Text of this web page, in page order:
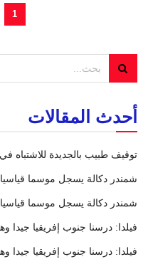
1
أحدث المقالات
توقيف طبيب بالجديدة
شمندر دكالة يسجل موسما قياسيا بإنتاج
شمندر دكالة يسجل موسما قياسيا بإنتاج
فيلدا: درسنا جنوب إفريقيا جيدا
فيلدا: درسنا جنوب إفريقيا جيدا